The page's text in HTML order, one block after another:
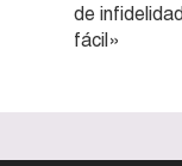
de
fácil»